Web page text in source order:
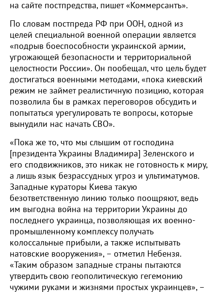
на сайте постпредства, пишет «Коммерсантъ».
По словам постпреда РФ при ООН, одной из
целей специальной военной операции является
«подрыв боеспособности украинской армии,
угрожающей безопасности и территориальной
целостности России». Он пообещал, что цель будет
достигаться военными методами, «пока киевский
режим не займет реалистичную позицию, которая
позволила бы в рамках переговоров обсудить и
попытаться урегулировать те вопросы, которые
вынудили нас начать СВО».
«Пока же то, что мы слышим от господина
[президента Украины Владимира] Зеленского и
его сподвижников, это никак не готовность к миру,
а лишь язык безрассудных угроз и ультиматумов.
Западные кураторы Киева такую
безответственную линию только поощряют, ведь
им выгодна война на территории Украины до
последнего украинца, позволяющая их военно-
промышленному комплексу получать
колоссальные прибыли, а также испытывать
натовские вооружения», – отметил Небензя.
«Таким образом западные страны пытаются
утвердить свою геополитическую гегемонию
чужими руками и жизнями простых украинцев», –